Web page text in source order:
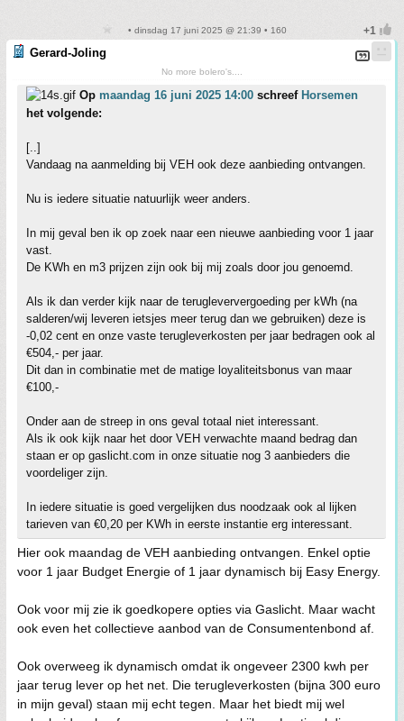
• dinsdag 17 juni 2025 @ 21:39 • 160
Gerard-Joling
No more bolero's....
Op maandag 16 juni 2025 14:00 schreef Horsemen
het volgende:
[..]
Vandaag na aanmelding bij VEH ook deze aanbieding ontvangen.
Nu is iedere situatie natuurlijk weer anders.
In mij geval ben ik op zoek naar een nieuwe aanbieding voor 1 jaar
vast.
De KWh en m3 prijzen zijn ook bij mij zoals door jou genoemd.
Als ik dan verder kijk naar de terugleververgoeding per kWh (na
salderen/wij leveren ietsjes meer terug dan we gebruiken) deze is
-0,02 cent en onze vaste terugleverkosten per jaar bedragen ook al
€504,- per jaar.
Dit dan in combinatie met de matige loyaliteitsbonus van maar
€100,-
Onder aan de streep in ons geval totaal niet interessant.
Als ik ook kijk naar het door VEH verwachte maand bedrag dan
staan er op gaslicht.com in onze situatie nog 3 aanbieders die
voordeliger zijn.
In iedere situatie is goed vergelijken dus noodzaak ook al lijken
tarieven van €0,20 per KWh in eerste instantie erg interessant.
Hier ook maandag de VEH aanbieding ontvangen. Enkel optie
voor 1 jaar Budget Energie of 1 jaar dynamisch bij Easy Energy.
Ook voor mij zie ik goedkopere opties via Gaslicht. Maar wacht
ook even het collectieve aanbod van de Consumentenbond af.
Ook overweeg ik dynamisch omdat ik ongeveer 2300 kwh per
jaar terug lever op het net. Die terugleverkosten (bijna 300 euro
in mijn geval) staan mij echt tegen. Maar het biedt mij wel